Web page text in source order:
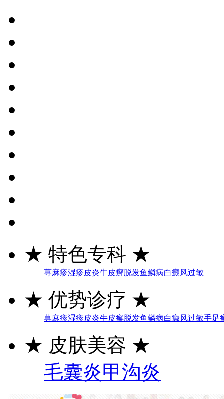
★ 特色专科 ★
荨麻疹湿疹皮炎牛皮癣脱发鱼鳞病白癜风过敏
★ 优势诊疗 ★
荨麻疹湿疹皮炎牛皮癣脱发鱼鳞病白癜风过敏手足
★ 皮肤美容 ★
毛囊炎甲沟炎